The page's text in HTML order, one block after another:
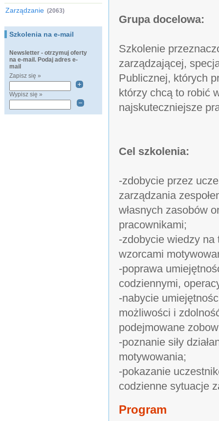
Zarządzanie (2063)
Szkolenia na e-mail
Newsletter - otrzymuj oferty
na e-mail. Podaj adres e-
mail
Zapisz się »
Wypisz się »
Grupa docelowa:
Szkolenie
zarządzającej,
Publicznej, których
którzy chcą to robić
najskuteczniejsze
Cel szkolenia:
-zdobycie przez
zarządzania
własnych zasobów
pracownikami;
-zdobycie wiedzy na
wzorcami
-poprawa
codziennymi,
-nabycie
możliwości i
podejmowane
-poznanie siły
motywowania;
-pokazanie
codzienne sytuacje
Program